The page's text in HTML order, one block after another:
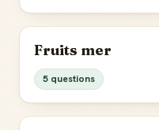
Fruits mer
5 questions